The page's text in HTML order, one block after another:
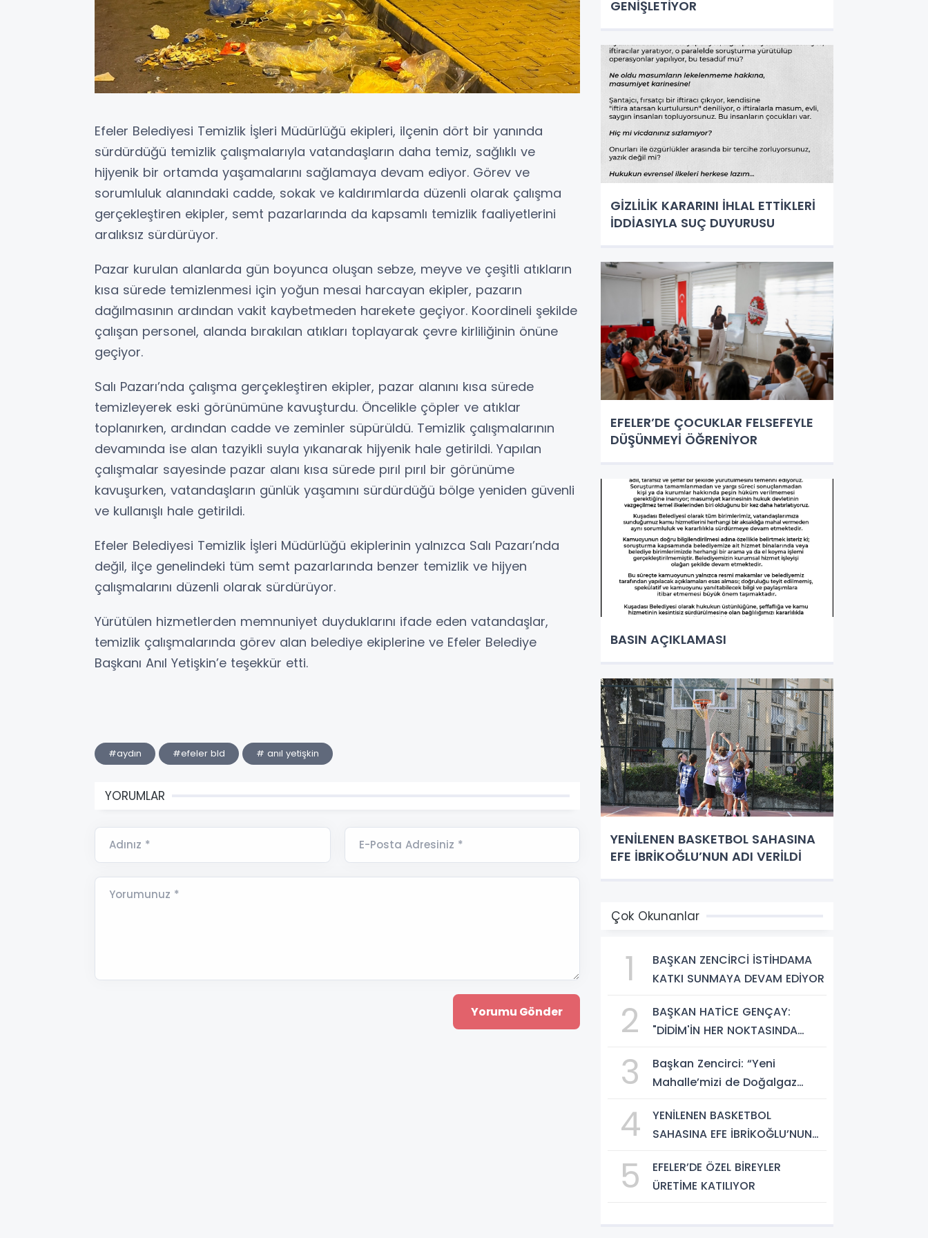
Efeler Belediyesi Temizlik İşleri Müdürlüğü ekipleri, ilçenin dört bir yanında
sürdürdüğü temizlik çalışmalarıyla vatandaşların daha temiz, sağlıklı ve
hijyenik bir ortamda yaşamalarını sağlamaya devam ediyor. Görev ve
sorumluluk alanındaki cadde, sokak ve kaldırımlarda düzenli olarak çalışma
gerçekleştiren ekipler, semt pazarlarında da kapsamlı temizlik faaliyetlerini
aralıksız sürdürüyor.
Pazar kurulan alanlarda gün boyunca oluşan sebze, meyve ve çeşitli atıkların
kısa sürede temizlenmesi için yoğun mesai harcayan ekipler, pazarın
dağılmasının ardından vakit kaybetmeden harekete geçiyor. Koordineli şekilde
çalışan personel, alanda bırakılan atıkları toplayarak çevre kirliliğinin önüne
geçiyor.
Salı Pazarı’nda çalışma gerçekleştiren ekipler, pazar alanını kısa sürede
temizleyerek eski görünümüne kavuşturdu. Öncelikle çöpler ve atıklar
toplanırken, ardından cadde ve zeminler süpürüldü. Temizlik çalışmalarının
devamında ise alan tazyikli suyla yıkanarak hijyenik hale getirildi. Yapılan
çalışmalar sayesinde pazar alanı kısa sürede pırıl pırıl bir görünüme
kavuşurken, vatandaşların günlük yaşamını sürdürdüğü bölge yeniden güvenli
ve kullanışlı hale getirildi.
Efeler Belediyesi Temizlik İşleri Müdürlüğü ekiplerinin yalnızca Salı Pazarı’nda
değil, ilçe genelindeki tüm semt pazarlarında benzer temizlik ve hijyen
çalışmalarını düzenli olarak sürdürüyor.
Yürütülen hizmetlerden memnuniyet duyduklarını ifade eden vatandaşlar,
temizlik çalışmalarında görev alan belediye ekiplerine ve Efeler Belediye
Başkanı Anıl Yetişkin’e teşekkür etti.
#aydın #efeler bld # anıl yetişkin
YORUMLAR
Adınız * E-Posta Adresiniz *
Yorumunuz *
GENİŞLETİYOR
GİZLİLİK KARARINI İHLAL ETTİKLERİ
İDDİASIYLA SUÇ DUYURUSU
EFELER’DE ÇOCUKLAR FELSEFEYLE
DÜŞÜNMEYİ ÖĞRENİYOR
BASIN AÇIKLAMASI
YENİLENEN BASKETBOL SAHASINA
EFE İBRİKOĞLU’NUN ADI VERİLDİ
Çok Okunanlar
1
BAŞKAN ZENCİRCİ İSTİHDAMA
KATKI SUNMAYA DEVAM EDİYOR
2
BAŞKAN HATİCE GENÇAY:
"DİDİM'İN HER NOKTASINDA
3
Başkan Zencirci: “Yeni
Mahalle’mizi de Doğalgaz
4
YENİLENEN BASKETBOL
SAHASINA EFE İBRİKOĞLU’NUN
5
EFELER’DE ÖZEL BİREYLER
ÜRETİME KATILIYOR